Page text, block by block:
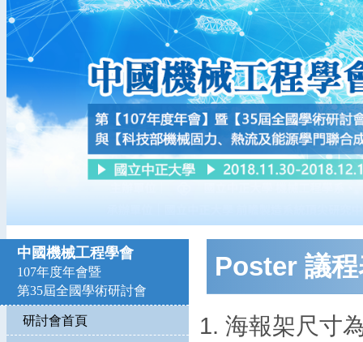
中國機械工程學會
107年度年會暨
第35屆全國學術研討會
研討會首頁
Poster 議
海報架尺寸